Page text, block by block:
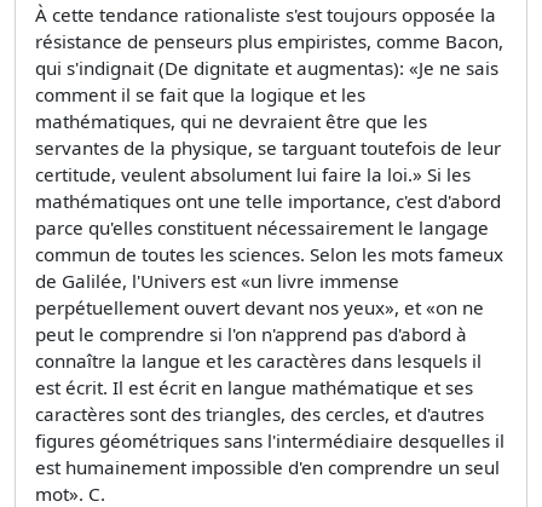
À cette tendance rationaliste s'est toujours opposée la
résistance de penseurs plus empiristes, comme Bacon,
qui s'indignait (De dignitate et augmentas): «Je ne sais
comment il se fait que la logique et les
mathématiques, qui ne devraient être que les
servantes de la physique, se targuant toutefois de leur
certitude, veulent absolument lui faire la loi.» Si les
mathématiques ont une telle importance, c'est d'abord
parce qu'elles constituent nécessairement le langage
commun de toutes les sciences. Selon les mots fameux
de Galilée, l'Univers est «un livre immense
perpétuellement ouvert devant nos yeux», et «on ne
peut le comprendre si l'on n'apprend pas d'abord à
connaître la langue et les caractères dans lesquels il
est écrit. Il est écrit en langue mathématique et ses
caractères sont des triangles, des cercles, et d'autres
figures géométriques sans l'intermédiaire desquelles il
est humainement impossible d'en comprendre un seul
mot». C.